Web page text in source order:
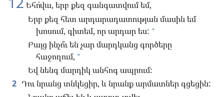
Եհո՛վա, երբ քեզ գանգատվում եմ,
Երբ քեզ հետ արդարադատության մասին եմ
խոսում, գիտեմ, որ արդար ես: +
Բայց ինչո՞ւ են չար մարդկանց գործերը
հաջողում, +
Եվ նենգ մարդիկ անհոգ ապրում:
2 Դու նրանց տնկեցիր, և նրանք արմատներ գցեցին: